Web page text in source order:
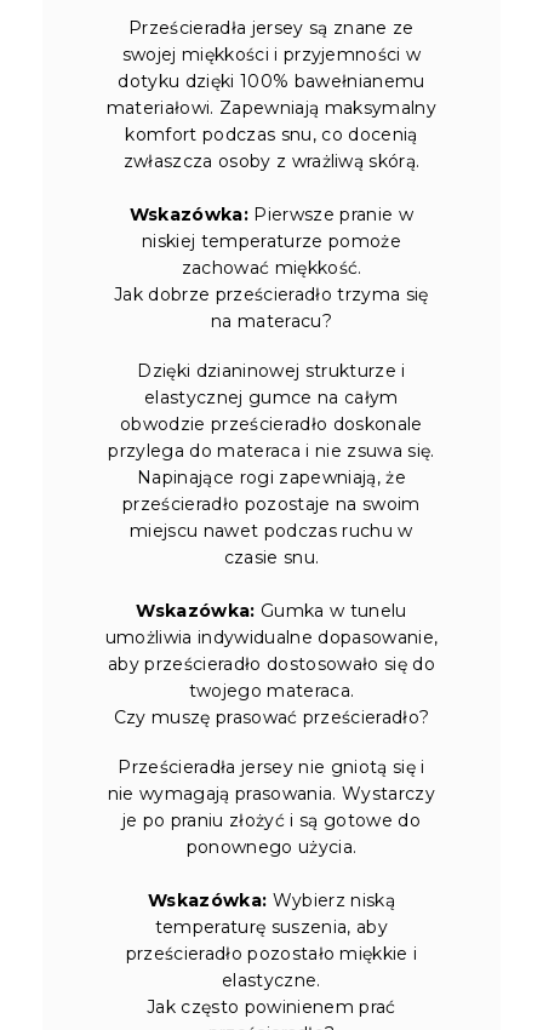
Prześcieradła jersey są znane ze
swojej miękkości i przyjemności w
dotyku dzięki 100% bawełnianemu
materiałowi. Zapewniają maksymalny
komfort podczas snu, co docenią
zwłaszcza osoby z wrażliwą skórą.
Wskazówka: Pierwsze pranie w
niskiej temperaturze pomoże
zachować miękkość.
Jak dobrze prześcieradło trzyma się
na materacu?
Dzięki dzianinowej strukturze i
elastycznej gumce na całym
obwodzie prześcieradło doskonale
przylega do materaca i nie zsuwa się.
Napinające rogi zapewniają, że
prześcieradło pozostaje na swoim
miejscu nawet podczas ruchu w
czasie snu.
Wskazówka: Gumka w tunelu
umożliwia indywidualne dopasowanie,
aby prześcieradło dostosowało się do
twojego materaca.
Czy muszę prasować prześcieradło?
Prześcieradła jersey nie gniotą się i
nie wymagają prasowania. Wystarczy
je po praniu złożyć i są gotowe do
ponownego użycia.
Wskazówka: Wybierz niską
temperaturę suszenia, aby
prześcieradło pozostało miękkie i
elastyczne.
Jak często powinienem prać